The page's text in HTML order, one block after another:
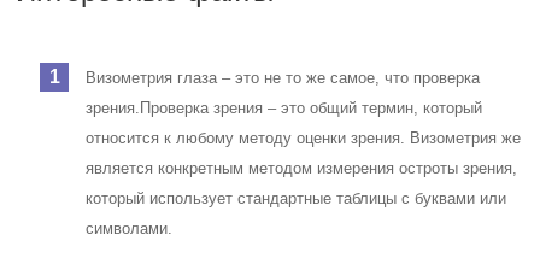
Визометрия глаза – это не то же самое, что проверка
зрения. Проверка зрения – это общий термин, который
относится к любому методу оценки зрения. Визометрия же
является конкретным методом измерения остроты зрения,
который использует стандартные таблицы с буквами или
символами.